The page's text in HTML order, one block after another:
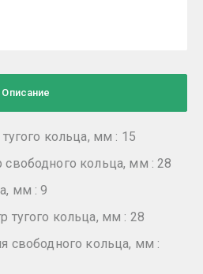
Описание
кольца, мм : 15
кольца, мм : 28
мм : 9
тугого кольца, мм : 28
свободного кольца, мм :